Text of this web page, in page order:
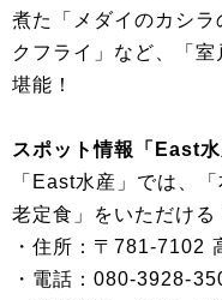
煮た「メダイのカシ
クフライ」など、「
堪能！
スポット情報「East水
「East水産」では、
老定食」をいただける
・住所：〒781-7102
・電話：080-3928-